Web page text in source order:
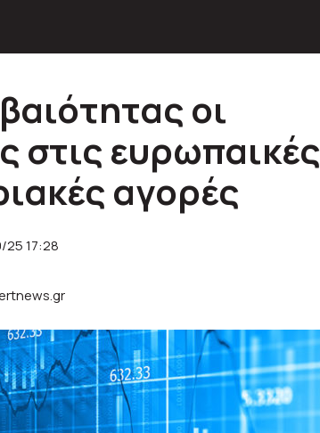
οι
στις ευρωπαικές
αγορές
17:28